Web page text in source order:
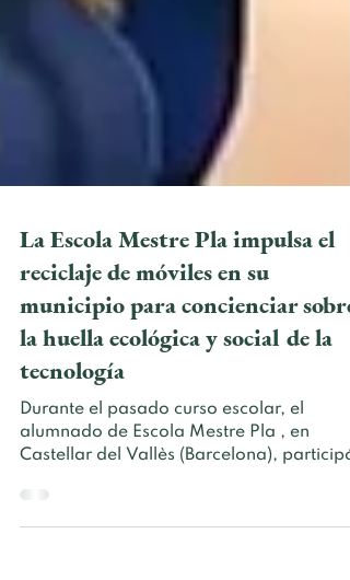
La Escola Mestre Pla impulsa el
reciclaje de móviles en su
municipio para concienciar sobre
la huella ecológica y social de la
tecnología
Durante el pasado curso escolar, el
alumnado de Escola Mestre Pla , en